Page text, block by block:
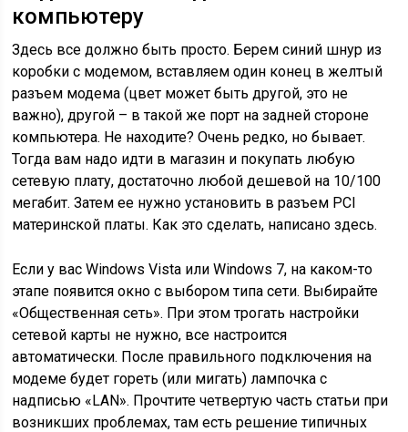
компьютеру
Здесь все должно быть просто. Берем синий шнур из
коробки с модемом, вставляем один конец в желтый
разъем модема (цвет может быть другой, это не
важно), другой – в такой же порт на задней стороне
компьютера. Не находите? Очень редко, но бывает.
Тогда вам надо идти в магазин и покупать любую
сетевую плату, достаточно любой дешевой на 10/100
мегабит. Затем ее нужно установить в разъем PCI
материнской платы. Как это сделать, написано здесь.
Если у вас Windows Vista или Windows 7, на каком-то
этапе появится окно с выбором типа сети. Выбирайте
«Общественная сеть». При этом трогать настройки
сетевой карты не нужно, все настроится
автоматически. После правильного подключения на
модеме будет гореть (или мигать) лампочка с
надписью «LAN». Прочтите четвертую часть статьи при
возникших проблемах, там есть решение типичных